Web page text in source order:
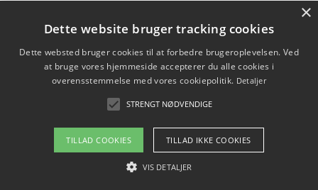
Hvordan kan gaver til unge voksne støtte bevarelsen
Copyright 2026 - Pilanto Aps
Om / kontakt
Blog Betingelser
×
Dette website bruger tracking cookies
Dette websted bruger cookies til at forbedre brugeroplevelsen. Ved
at bruge vores hjemmeside accepterer du alle cookies i
overensstemmelse med vores cookiepolitik. Detaljer
STRENGT NØDVENDIGE
TILLAD COOKIES TILLAD IKKE COOKIES
VIS DETALJER